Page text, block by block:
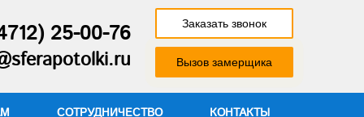
25-00-76 Заказать звонок
Вызов замерщика
СОТРУДНИЧЕСТВО КОНТАКТЫ